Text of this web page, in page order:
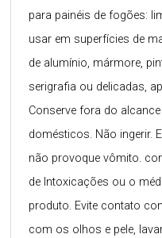
para painéis de fogões:
usar em superfícies de
de alumínio, mármore,
serigrafia ou delicadas,
Conserve fora do
domésticos. Não ingerir.
não provoque vômito.
de Intoxicações ou o
produto. Evite contato
com os olhos e pele,